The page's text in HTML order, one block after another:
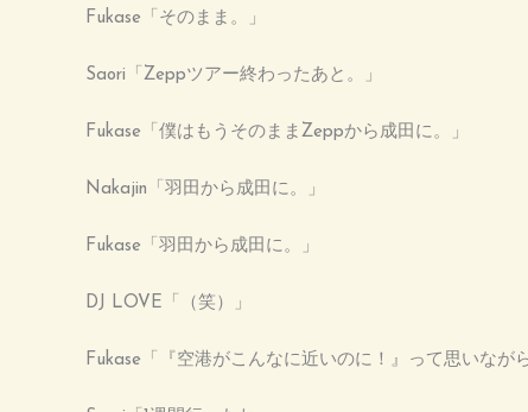
Fukase「そのまま。」
Saori「Zeppツアー終わったあと。」
Fukase「僕はもうそのままZeppから成田に。」
Nakajin「羽田から成田に。」
Fukase「羽田から成田に。」
DJ LOVE「（笑）」
Fukase「『空港がこんなに近いのに！』って思いなが